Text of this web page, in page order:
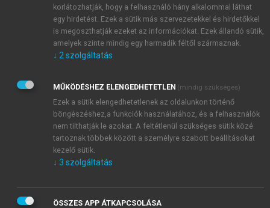
Kérek értesítést a MeRSZ újdonságairól, akcióiról.
Kérek értesítést az Akadémiai Kiadó Zrt. újdonságairól,
Adatkezelési tájékoztatóbanfoglaltakat tudomásul
veszem és elfogadom.
Általános vásárlási feltételeket, valamint a szotar.netés a
mersz.huoldalak licencszerződéseiben foglaltakat
tudomásul veszem és elfogadom.
KIPRÓBÁLOM
korlátozhatják, hogy a felhasználó hány alkalommal láthat
egy hirdetést. Ezek a sütik más szervezetekkel és hirdetőkkel
is megoszthatják ezeket az információkat. Ezek állandó sütik,
amelyek szinte mindig egy harmadik féltől származnak.
↓ 2 szolgáltatás
MŰKÖDÉSHEZ ELENGEDHETETLEN (mindig szükséges)
Ezek a sütik elengedhetetlenek az oldalunkon történő
böngészéshez,a funkciók használatához, és a felhasználók
nem tilthatják le azokat. A feltétlenül szükséges sütik közé
tartoznak többek között a személyre szabott beállításokat
kezelő sütik.
↓ 3 szolgáltatás
ÖSSZES APP ÁTKAPCSOLÁSA